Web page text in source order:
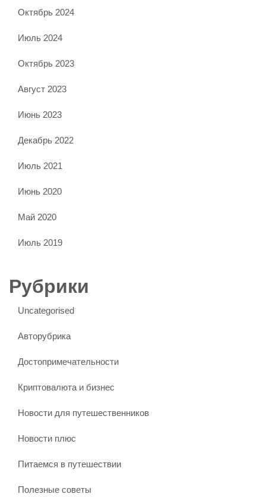
Октябрь 2024
Июль 2024
Октябрь 2023
Август 2023
Июнь 2023
Декабрь 2022
Июль 2021
Июнь 2020
Май 2020
Июль 2019
Рубрики
Uncategorised
Авторубрика
Достопримечательности
Криптовалюта и бизнес
Новости для путешественников
Новости плюс
Питаемся в путешествии
Полезные советы